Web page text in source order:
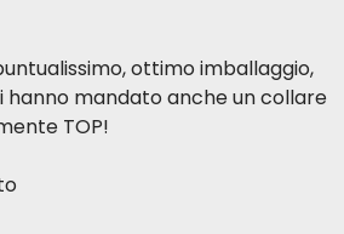
ottimo imballaggio,
mandato anche un collare
TOP!